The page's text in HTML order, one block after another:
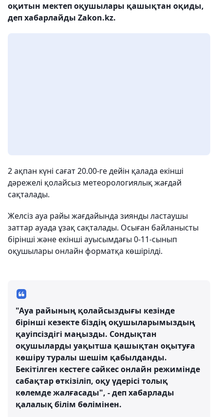
оқитын мектеп оқушылары қашықтан оқиды,
деп хабарлайды Zakon.kz.
2 ақпан күні сағат 20.00-ге дейін қалада екінші
дәрежелі қолайсыз метеорологиялық жағдай
сақталады.
Желсіз ауа райы жағдайында зиянды ластаушы
заттар ауада ұзақ сақталады. Осыған байланысты
бірінші және екінші ауысымдағы 0-11-сынып
оқушылары онлайн форматқа көшірілді.
"Ауа райының қолайсыздығы кезінде
бірінші кезекте біздің оқушыларымыздың
қауіпсіздігі маңызды. Сондықтан
оқушыларды уақытша қашықтан оқытуға
көшіру туралы шешім қабылданды.
Бекітілген кестеге сәйкес онлайн режимінде
сабақтар өткізіліп, оқу үдерісі толық
көлемде жалғасады", - деп хабарлады
қалалық білім бөлімінен.